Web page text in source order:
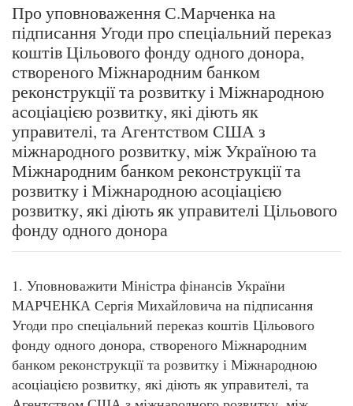
Про уповноваження С.Марченка на
підписання Угоди про спеціальний переказ
коштів Цільового фонду одного донора,
створеного Міжнародним банком
реконструкції та розвитку і Міжнародною
асоціацією розвитку, які діють як
управителі, та Агентством США з
міжнародного розвитку, між Україною та
Міжнародним банком реконструкції та
розвитку і Міжнародною асоціацією
розвитку, які діють як управителі Цільового
фонду одного донора
1. Уповноважити Міністра фінансів України
МАРЧЕНКА Сергія Михайловича на підписання
Угоди про спеціальний переказ коштів Цільового
фонду одного донора, створеного Міжнародним
банком реконструкції та розвитку і Міжнародною
асоціацією розвитку, які діють як управителі, та